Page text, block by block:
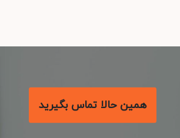
همین حالا تماس بگیرید